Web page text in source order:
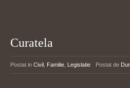
Curatela
Postat in Civil Familie Legislatie Postat de